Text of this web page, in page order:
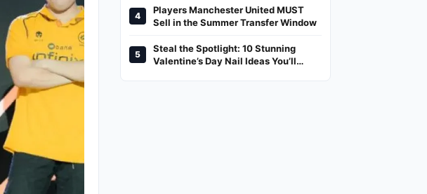
And Where To Watch
4
Players Manchester United MUST
Sell in the Summer Transfer Window
5
Steal the Spotlight: 10 Stunning
Valentine’s Day Nail Ideas You’ll